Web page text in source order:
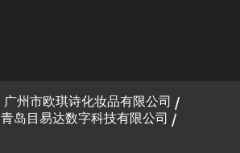
广州市欧琪诗化妆品有限公司
青岛目易达数字科技有限公司